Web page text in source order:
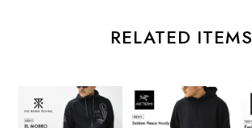
RELATED ITEMS